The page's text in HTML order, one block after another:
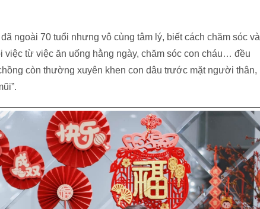
ngoài 70 tuổi nhưng vô cùng tâm lý, biết cách chăm sóc và
việc từ việc ăn uống hằng ngày, chăm sóc con cháu… đều
còn thường xuyên khen con dâu trước mặt người thân,